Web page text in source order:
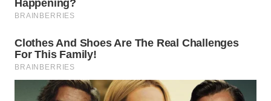
WN
WN